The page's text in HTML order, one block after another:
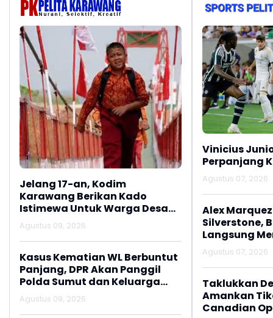
Jelang 17-an, Kodim
Karawang Berikan Kado
Istimewa Untuk Warga Desa
Kalijati Jatisari
Agustus 09, 2026
Kasus Kematian WL Berbuntut
Panjang, DPR Akan Panggil
Polda Sumut dan Keluarga
Korban
Agustus 09, 2026
Vinicius
Perpanjang
Agustus 07, 2026
Alex
Silverstone,
Langsung
Agustus 07, 2026
Taklukkan
Amankan
Canadian